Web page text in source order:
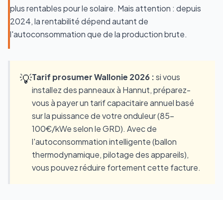
plus rentables pour le solaire. Mais attention : depuis
2024, la rentabilité dépend autant de
l'autoconsommation que de la production brute.
💡Tarif prosumer Wallonie 2026 :si vous
installez des panneaux à Hannut, préparez-
vous à payer un tarif capacitaire annuel basé
sur la puissance de votre onduleur (85-
100€/kWe selon le GRD). Avec de
l'autoconsommation intelligente (ballon
thermodynamique, pilotage des appareils),
vous pouvez réduire fortement cette facture.